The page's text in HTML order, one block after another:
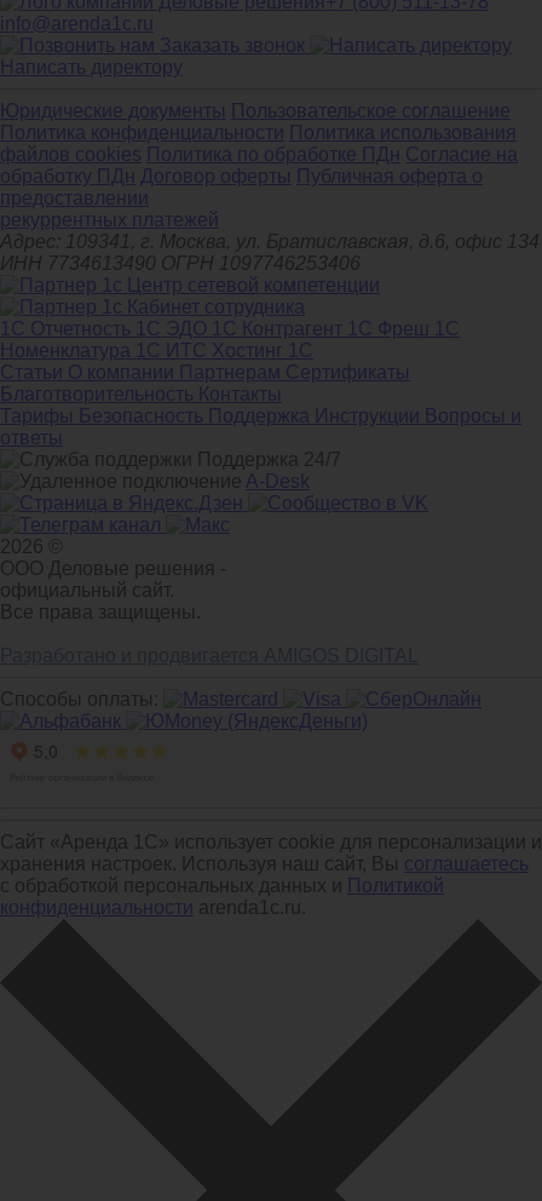
info@arenda1c.ru
Заказать звонок
Написать директору
Юридические документы Пользовательское соглашение
Политика конфиденциальности Политика использования
файлов cookies Политика по обработке ПДн Cогласие на
обработку ПДн Договор оферты Публичная оферта о
предоставлении
рекуррентных платежей
Адрес: 109341, г. Москва, ул. Братиславская, д.6, офис 134
ИНН 7734613490 ОГРН 1097746253406
1С Отчетность 1С ЭДО 1С Контрагент 1С Фреш
1С
Номенклатура 1С ИТС Хостинг 1С
Статьи О компании Партнерам Сертификаты
Благотворительность Контакты
Тарифы Безопасность Поддержка Инструкции Вопросы и
ответы
Поддержка 24/7
A-Desk
2026 ©
ООО Деловые решения -
официальный сайт.
Все права защищены.
Способы оплаты:
Сайт «Аренда 1С» использует cookie для персонализации и
хранения настроек. Используя наш сайт, Вы соглашаетесь
с обработкой персональных данных и Политикой
конфиденциальности arenda1c.ru.